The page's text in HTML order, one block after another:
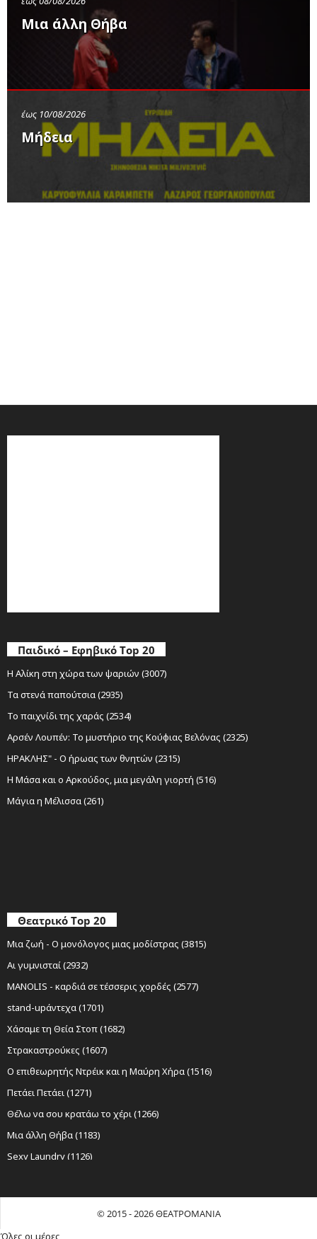
Μια άλλη Θήβα
έως 10/08/2026
Μήδεια
Παιδικό – Εφηβικό Top 20
Η Αλίκη στη χώρα των ψαριών (3007)
Τα στενά παπούτσια (2935)
Το παιχνίδι της χαράς (2534)
Αρσέν Λουπέν: Το μυστήριο της Κούφιας Βελόνας (2325)
ΗΡΑΚΛΗΣ" - Ο ήρωας των θνητών (2315)
Η Μάσα και ο Αρκούδος, μια μεγάλη γιορτή (516)
Μάγια η Μέλισσα (261)
Θεατρικό Top 20
Μια ζωή - Ο μονόλογος μιας μοδίστρας (3815)
Αι γυμνισταί (2932)
MANOLIS - καρδιά σε τέσσερις χορδές (2577)
stand-upάντεχα (1701)
Χάσαμε τη Θεία Στοπ (1682)
Στρακαστρούκες (1607)
Ο επιθεωρητής Ντρέικ και η Μαύρη Χήρα (1516)
Πετάει Πετάει (1271)
Θέλω να σου κρατάω το χέρι (1266)
Μια άλλη Θήβα (1183)
Sexy Laundry (1126)
Ο Σώζων Εαυτόν Σωθήτω (1065)
Όχι Άλλο Κάρβουνο (999)© 2015 - 2026 ΘΕΑΤΡΟΜΑΝΙΑ
Όλες οι μέρες